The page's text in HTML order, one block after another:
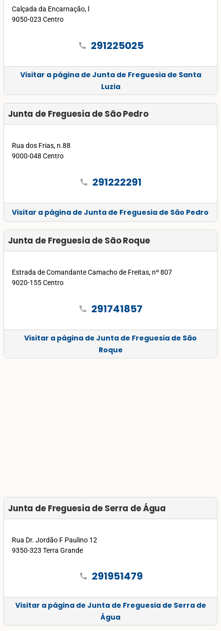
Calçada da Encarnação, l
9050-023 Centro
call 291225025
Visitar a página de Junta de Freguesia de Santa
Luzia
Junta de Freguesia de São Pedro
Rua dos Frias, n.88
9000-048 Centro
call 291222291
Visitar a página de Junta de Freguesia de São Pedro
Junta de Freguesia de São Roque
Estrada de Comandante Camacho de Freitas, nº 807
9020-155 Centro
call 291741857
Visitar a página de Junta de Freguesia de São
Roque
Junta de Freguesia de Serra de Água
Rua Dr. Jordão F Paulino 12
9350-323 Terra Grande
call 291951479
Visitar a página de Junta de Freguesia de Serra de
Água